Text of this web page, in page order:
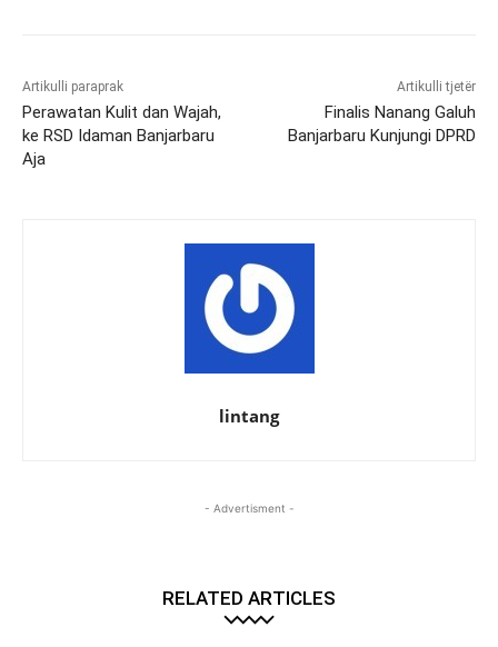
Artikulli paraprak
Perawatan Kulit dan Wajah,
ke RSD Idaman Banjarbaru
Aja
Artikulli tjetër
Finalis Nanang Galuh
Banjarbaru Kunjungi DPRD
lintang
- Advertisment -
RELATED ARTICLES